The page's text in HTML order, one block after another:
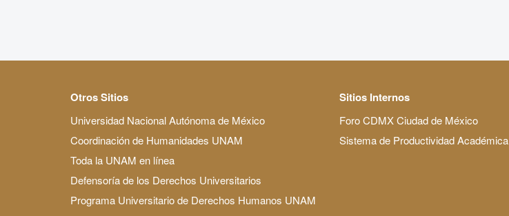
Otros Sitios
Universidad Nacional Autónoma de México
Coordinación de Humanidades UNAM
Toda la UNAM en línea
Defensoría de los Derechos Universitarios
Programa Universitario de Derechos Humanos UNAM
Sitios Internos
Foro CDMX Ciudad de México
Sistema de Productividad Académica